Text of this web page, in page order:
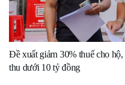
Đề xuất giảm 30% thuế cho
thu dưới 10 tỷ đồng